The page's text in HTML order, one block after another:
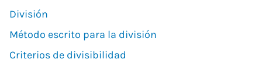
División
Método escrito para la división
Criterios de divisibilidad